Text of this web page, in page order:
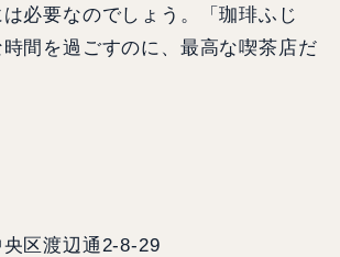
必要なのでしょう。「珈琲ふじ
間を過ごすのに、最高な喫茶店だ
区渡辺通2-8-29